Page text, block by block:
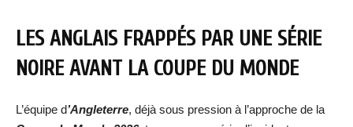
LES ANGLAIS FRAPPÉS PAR UNE SÉRIE
NOIRE AVANT LA COUPE DU MONDE
L’équipe d’Angleterre, déjà sous pression à l’approche de la